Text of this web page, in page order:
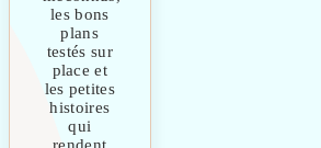
les bons
plans
testés sur
place et
les petites
histoires
qui